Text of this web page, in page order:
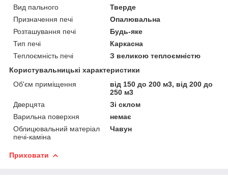
Вид пального
Тверде
Призначення печі
Опалювальна
Розташування печі
Будь-яке
Тип печі
Каркасна
Теплоємність печі
З великою теплоємністю
Користувальницькі характеристики
Об'єм приміщення
від 150 до 200 м3, від 200 до
250 м3
Дверцята
Зі склом
Варильна поверхня
немає
Облицювальний матеріал
печі-каміна
Чавун
Приховати